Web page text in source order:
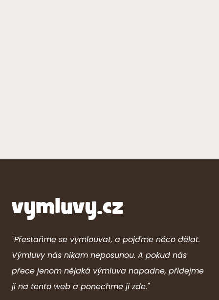
"Přestaňme se vymlouvat, a pojďme něco dělat.
Výmluvy nás nikam neposunou. A pokud nás
přece jenom nějaká výmluva napadne, přidejme
ji na tento web a ponechme ji zde."